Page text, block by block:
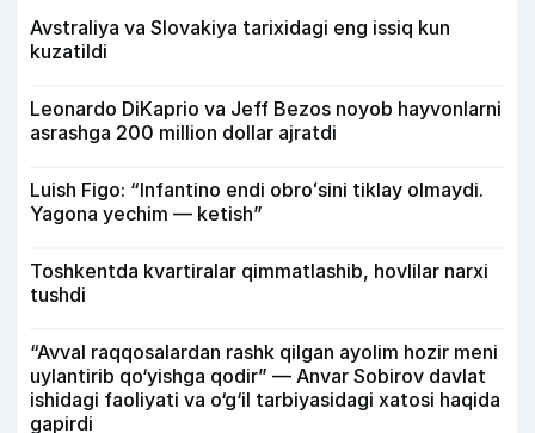
Avstraliya va Slovakiya tarixidagi eng issiq kun
kuzatildi
Leonardo DiKaprio va Jeff Bezos noyob hayvonlarni
asrashga 200 million dollar ajratdi
Luish Figo: “Infantino endi obroʻsini tiklay olmaydi.
Yagona yechim — ketish”
Toshkentda kvartiralar qimmatlashib, hovlilar narxi
tushdi
“Avval raqqosalardan rashk qilgan ayolim hozir meni
uylantirib qo‘yishga qodir” — Anvar Sobirov davlat
ishidagi faoliyati va o‘g‘il tarbiyasidagi xatosi haqida
gapirdi